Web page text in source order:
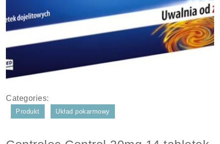
Categories:
Produkt Układ pokarmowy